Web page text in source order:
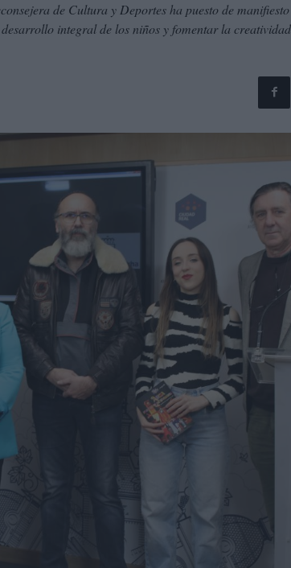
de Cultura y Deportes ha puesto de
integral de los niños y fomentar la